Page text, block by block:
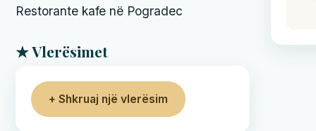
Restorante kafe në Pogradec
★ Vlerësimet
+ Shkruaj një vlerësim